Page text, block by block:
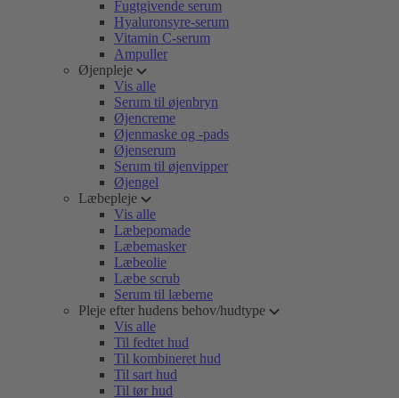
Fugtgivende serum
Hyaluronsyre-serum
Vitamin C-serum
Ampuller
Øjenpleje
Vis alle
Serum til øjenbryn
Øjencreme
Øjenmaske og -pads
Øjenserum
Serum til øjenvipper
Øjengel
Læbepleje
Vis alle
Læbepomade
Læbemasker
Læbeolie
Læbe scrub
Serum til læberne
Pleje efter hudens behov/hudtype
Vis alle
Til fedtet hud
Til kombineret hud
Til sart hud
Til tør hud